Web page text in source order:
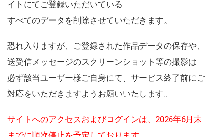
イトにてご登録いただいている
すべてのデータを削除させていただきます。
恐れ入りますが、ご登録された作品データの保存や、
送受信メッセージのスクリーンショット等の撮影は
必ず該当ユーザー様ご自身にて、サービス終了前にご
対応をいただきますようお願いいたします。
サイトへのアクセスおよびログインは、2026年6月末
までに順次停止を予定しております。